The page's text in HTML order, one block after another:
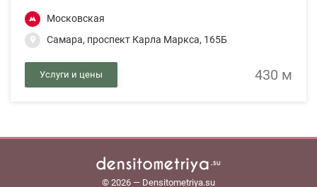
Московская
Самара, проспект Карла Маркса, 165Б
Услуги и цены 430 м
© 2026 — Densitometriya.su